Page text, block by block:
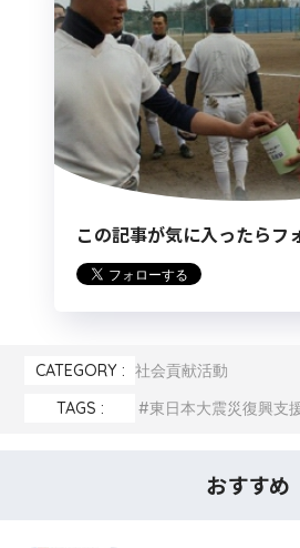
この記事が気に入ったらフ
CATEGORY : 社会貢献活動
TAGS :
東日本大震災復興支
おすすめ